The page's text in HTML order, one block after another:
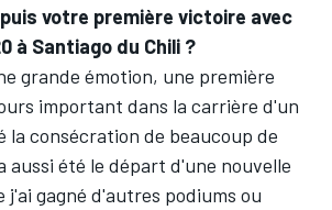
votre première victoire avec
à Santiago du Chili ?
grande émotion, une première
important dans la carrière d'un
la consécration de beaucoup de
aussi été le départ d'une nouvelle
gagné d'autres podiums ou